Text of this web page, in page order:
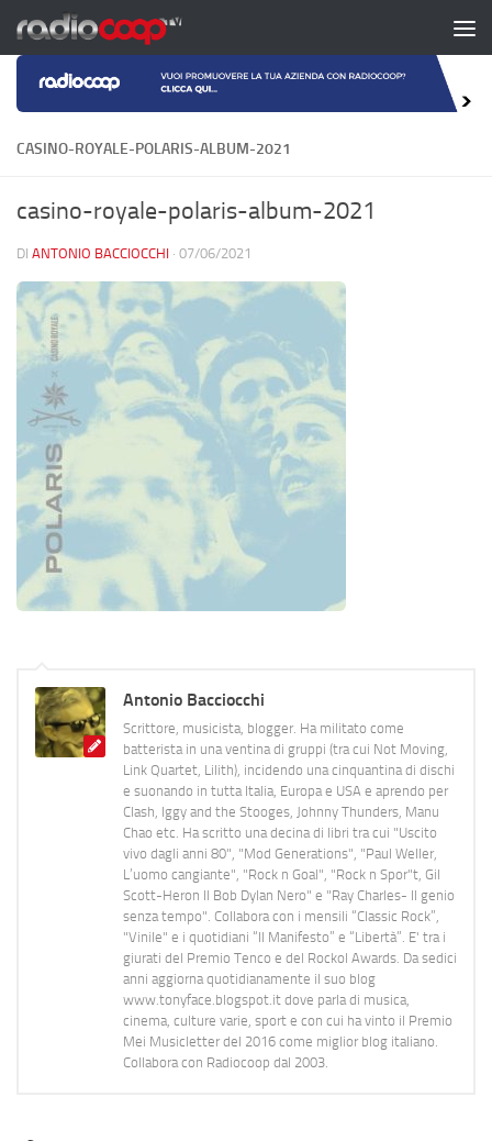
Salta al contenuto
CASINO-ROYALE-POLARIS-ALBUM-2021
casino-royale-polaris-album-2021
DI ANTONIO BACCIOCCHI · 07/06/2021
Antonio Bacciocchi
Scrittore, musicista, blogger. Ha militato come
batterista in una ventina di gruppi (tra cui Not Moving,
Link Quartet, Lilith), incidendo una cinquantina di dischi
e suonando in tutta Italia, Europa e USA e aprendo per
Clash, Iggy and the Stooges, Johnny Thunders, Manu
Chao etc. Ha scritto una decina di libri tra cui "Uscito
vivo dagli anni 80", "Mod Generations", "Paul Weller,
L’uomo cangiante", "Rock n Goal", "Rock n Spor"t, Gil
Scott-Heron Il Bob Dylan Nero" e "Ray Charles- Il genio
senza tempo". Collabora con i mensili “Classic Rock”,
"Vinile" e i quotidiani “Il Manifesto” e “Libertà”. E' tra i
giurati del Premio Tenco e del Rockol Awards. Da sedici
anni aggiorna quotidianamente il suo blog
www.tonyface.blogspot.it dove parla di musica,
cinema, culture varie, sport e con cui ha vinto il Premio
Mei Musicletter del 2016 come miglior blog italiano.
Collabora con Radiocoop dal 2003.